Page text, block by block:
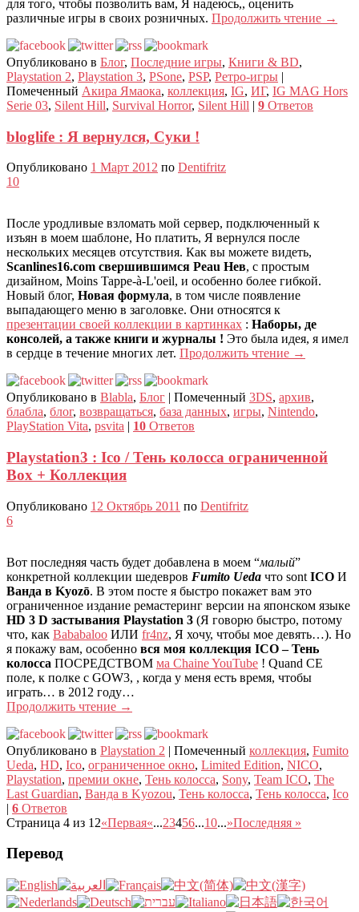
для того, чтобы позволить вам, Я надеюсь,, оценить
различные игры в своих розничных. Продолжить чтение →
Опубликовано в Блог, Последние игры, Книги & BD,
Playstation 2, Playstation 3, PSone, PSP, Ретро-игры |
Помеченный Акира Ямаока, коллекция, IG, ИГ, IG MAG Hors
Serie 03, Silent Hill, Survival Horror, Silent Hill | 9 Ответов
bloglife : Я вернулся, Суки !
Опубликовано 1 Март 2012 по Dentifritz
10
После уродливые взломать мой сервер, подключенный к
изъян в моем шаблоне, Но платить, Я вернулся после
нескольких месяцев отсутствия. Как вы можете видеть,
Scanlines16.com свершившимся Peau Нев, с простым
дизайном, Moins Tappe-à-L'oeil, и особенно более гибкой.
Новый блог, Новая формула, в том числе появление
выпадающего меню в заголовке. Они относятся к
презентации своей коллекции в картинках : Наборы, де
консолей, а также книги и журналы ! Это была идея, я имел
в сердце в течение многих лет. Продолжить чтение →
Опубликовано в Blabla, Блог | Помеченный 3DS, архив,
блабла, блог, возвращаться, база данных, игры, Nintendo,
PlayStation Vita, psvita | 10 Ответов
Playstation3 : Ico / Тень колосса ограниченной
Box + Коллекция
Опубликовано 12 Октябрь 2011 по Dentifritz
6
Вот последняя часть будет добавлена ​​в моем “малый”
конкретной коллекции шедевров Fumito Ueda что sont ICO И
Ванда в Kyozō. В этом посте я быстро покажет вам это
ограниченное издание ремастеринг версии на японском языке
HD 3 D ​​застывания Playstation 3 (Я говорю быстро, потому
что, как Bababaloo ИЛИ fr4nz, Я хочу, чтобы мое девять…). Но
я покажу вам, особенно вся моя коллекция ICO – Тень
колосса ПОСРЕДСТВОМ ма Chaine YouTube ! Quand CE
поле, к полке с GOW3, , когда у меня есть время, чтобы
играть… в 2012 году…
Продолжить чтение →
Опубликовано в Playstation 2 | Помеченный коллекция, Fumito
Ueda, HD, Ico, ограниченное окно, Limited Edition, NICO,
Playstation, премии окне, Тень колосса, Sony, Team ICO, The
Last Guardian, Ванда в Kyozou, Тень колосса, Тень колосса, Ico
| 6 Ответов
Страница 4 из 12«Первая«...23456...10...»Последняя »
Перевод